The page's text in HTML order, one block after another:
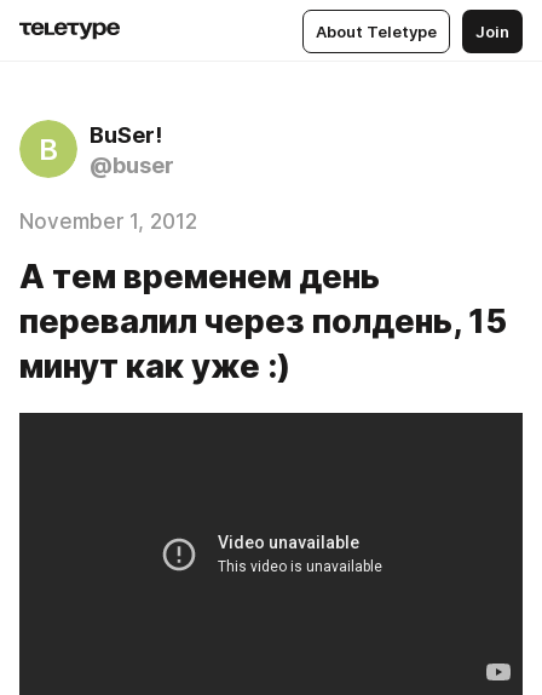
About Teletype Join
B
BuSer!
@buser
November 1, 2012
А тем временем день
перевалил через полдень, 15
минут как уже :)